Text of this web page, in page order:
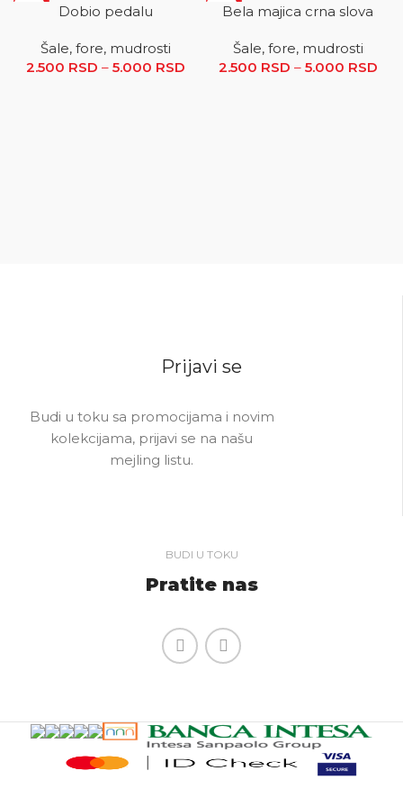
Dobio pedalu
Šale, fore, mudrosti
2.500 RSD – 5.000 RSD
Raspon cena: od 2.500 RSD
SALE
Bela majica crna slova
Šale, fore, mudrosti
2.500 RSD – 5.000 RSD
Prijavi se
Budi u toku sa promocijama i novim
kolekcijama, prijavi se na našu
mejling listu.
BUDI U TOKU
Pratite nas